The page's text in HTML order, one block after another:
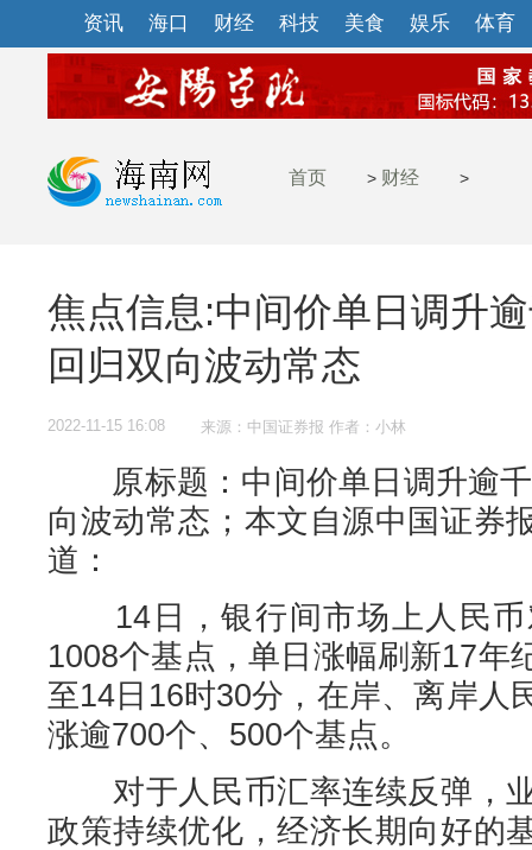
资讯 海口 财经 科技 美食 娱乐 体育
首页 > 财经 >
焦点信息:中间价单日调升
回归双向波动常态
2022-11-15 16:08 来源：中国证券报 作者：小林
原标题：中间价单日调升逾千
向波动常态；本文自源中国证券
道：
14日，银行间市场上人民币
1008个基点，单日涨幅刷新17年
至14日16时30分，在岸、离岸人
涨逾700个、500个基点。
对于人民币汇率连续反弹，
政策持续优化，经济长期向好的